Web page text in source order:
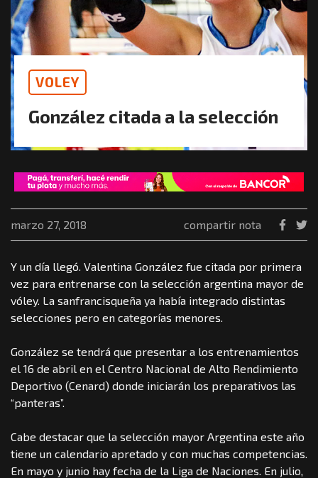
VOLEY
González citada a la selección
marzo 27, 2018 compartir nota
Y un día llegó. Valentina González fue citada por primera
vez para entrenarse con la selección argentina mayor de
vóley. La sanfrancisqueña ya había integrado distintas
selecciones pero en categorías menores.
González se tendrá que presentar a los entrenamientos
el 16 de abril en el Centro Nacional de Alto Rendimiento
Deportivo (Cenard) donde iniciarán los preparativos las
“panteras”.
Cabe destacar que la selección mayor Argentina este año
tiene un calendario apretado y con muchas competencias.
En mayo y junio hay fecha de la Liga de Naciones. En julio,